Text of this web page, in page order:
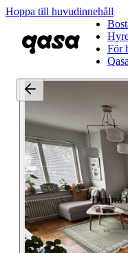
Hoppa till huvudinnehåll
För
Denna